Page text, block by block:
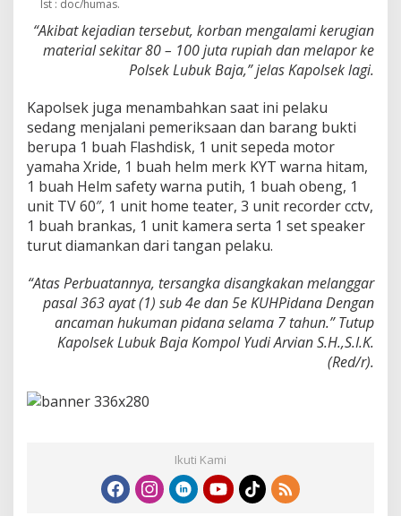
Ist : doc/humas.
“Akibat kejadian tersebut, korban mengalami kerugian
material sekitar 80 – 100 juta rupiah dan melapor ke
Polsek Lubuk Baja,” jelas Kapolsek lagi.
Kapolsek juga menambahkan saat ini pelaku
sedang menjalani pemeriksaan dan barang bukti
berupa 1 buah Flashdisk, 1 unit sepeda motor
yamaha Xride, 1 buah helm merk KYT warna hitam,
1 buah Helm safety warna putih, 1 buah obeng, 1
unit TV 60″, 1 unit home teater, 3 unit recorder cctv,
1 buah brankas, 1 unit kamera serta 1 set speaker
turut diamankan dari tangan pelaku.
“Atas Perbuatannya, tersangka disangkakan melanggar
pasal 363 ayat (1) sub 4e dan 5e KUHPidana Dengan
ancaman hukuman pidana selama 7 tahun.” Tutup
Kapolsek Lubuk Baja Kompol Yudi Arvian S.H.,S.I.K.
(Red/r).
Ikuti Kami